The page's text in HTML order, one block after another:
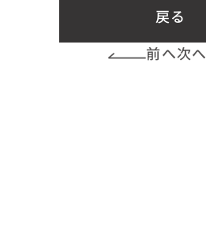
戻る
前へ次へ